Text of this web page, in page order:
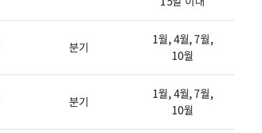
분기
1월, 4월, 7월,
10월
분기
1월, 4월, 7월,
10월